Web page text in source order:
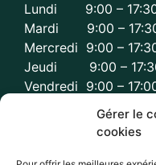
Gérer le
cookies
Lundi 9:00 –
Mardi 9:00 –
Mercredi 9:00 –
Jeudi 9:00 –
Vendredi 9:00 –